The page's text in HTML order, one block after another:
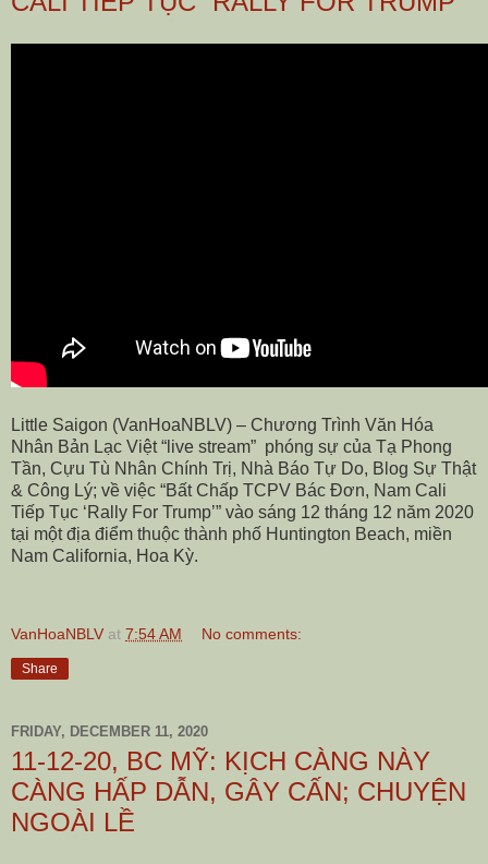
Little Saigon (VanHoaNBLV) – Chương Trình Văn Hóa
Nhân Bản Lạc Việt “live stream” phóng sự của Tạ Phong
Tần, Cựu Tù Nhân Chính Trị, Nhà Báo Tự Do, Blog Sự Thật
& Công Lý; về việc “Bất Chấp TCPV Bác Đơn, Nam Cali
Tiếp Tục ‘Rally For Trump’” vào sáng 12 tháng 12 năm 2020
tại một địa điểm thuộc thành phố Huntington Beach, miền
Nam California, Hoa Kỳ.
VanHoaNBLV at 7:54 AM No comments:
Share
FRIDAY, DECEMBER 11, 2020
11-12-20, BC MỸ: KỊCH CÀNG NÀY
CÀNG HẤP DẪN, GÂY CẤN; CHUYỆN
NGOÀI LỀ